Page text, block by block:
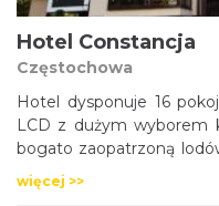
Hotel Constancja
Częstochowa
Hotel dysponuje 16
LCD z dużym wyborem
bogato zaopatrzoną
prysznicową i zestawem
więcej >>